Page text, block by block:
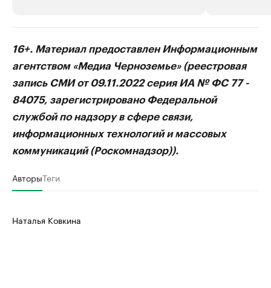
Делитесь новостями бизнеса на РБК
Управляйте страницей компании и развивайте личные
бренды спикеров бизнеса
Крупнейшие
продавцы
16+. Материал предоставлен Информационным
агентством «Медиа Черноземье» (реестровая
запись СМИ от 09.11.2022 серия ИА № ФС 77 -
84075, зарегистрировано Федеральной
службой по надзору в сфере связи,
информационных технологий и массовых
коммуникаций (Роскомнадзор)).
АвторыТеги
Наталья Ковкина